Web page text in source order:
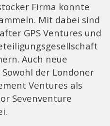
Firma konnte
Mit dabei sind
GPS Ventures und
Auch neue
der Londoner
Ventures als
Sevenventure